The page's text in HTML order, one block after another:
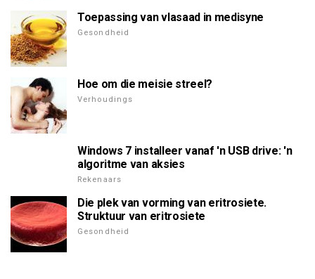
Toepassing van vlasaad in medisyne
Gesondheid
Hoe om die meisie streel?
Verhoudings
Windows 7 installeer vanaf 'n USB drive: 'n
algoritme van aksies
Rekenaars
Die plek van vorming van eritrosiete.
Struktuur van eritrosiete
Gesondheid